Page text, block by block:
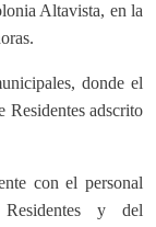
Altavista, en la
donde el
Residentes adscrito
con el personal
y del